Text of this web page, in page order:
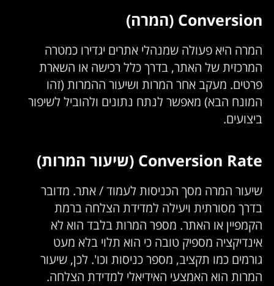
Conversion (המרה)
המרה היא פעולה שמנהלי אתרים יגדירו כמטרה
המרכזית של האתר, בדרך כלל רכישה או השארת
פרטים. מעקב אחר המרות ושיעור ההמרות (זהו
המונח הבא) מאפשר לנתח נתונים ולהוביל לשיפור
ביצועים.
Conversion Rate (שיעור המרות)
שיעור המרה מסך הכניסות לעמוד / אתר. מדובר
בדרך מסורתית ויעילה למדידת הצלחה ברמת
הקמפיין או האתר. מספר המרות בלבד הוא לא
אינדיקציה מספיק טובה כי הוא תלוי בלא מעט
גורמים כמו תקציב, מספר כניסות וכו'. לכן, שיעור
המרות הוא האמצעי האידיאלי למדידת הצלחה.